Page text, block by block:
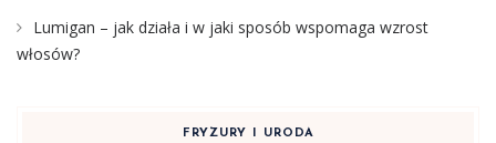
Lumigan – jak działa i w jaki sposób wspomaga wzrost
włosów?
FRYZURY I URODA